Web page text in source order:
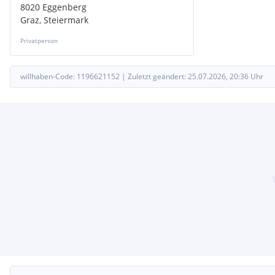
8020 Eggenberg
Graz, Steiermark
Privatperson
willhaben-Code: 1196621152 | Zuletzt geändert: 25.07.2026, 20:36 Uhr